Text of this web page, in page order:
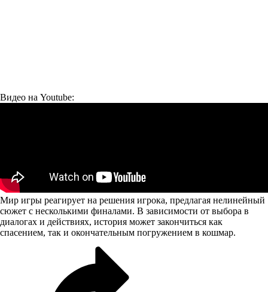
Видео на Youtube:
Мир игры реагирует на решения игрока, предлагая нелинейный
сюжет с несколькими финалами. В зависимости от выбора в
диалогах и действиях, история может закончиться как
спасением, так и окончательным погружением в кошмар.